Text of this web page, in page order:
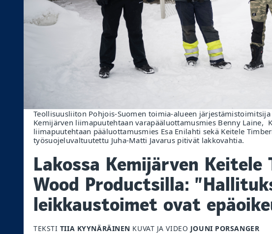
Teollisuusliiton Pohjois-Suomen toimia-alueen
Kemijärven liimapuutehtaan varapääluottamusmies Benny Laine,
liimapuutehtaan pääluottamusmies Esa Enilahti sekä Keitele
työsuojeluvaltuutettu Juha-Matti Javarus pitivät lakkovahtia.
Lakossa Kemijärven Keitele
Wood Productsilla:
leikkaustoimet ovat
TEKSTI TIIA KYYNÄRÄINEN KUVAT JA VIDEO JOUNI PORSANGER